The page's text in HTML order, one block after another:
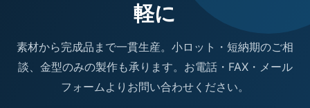
軽に
素材から完成品まで一貫生産。小ロット・短納期のご相
談、金型のみの製作も承ります。お電話・FAX・メール
フォームよりお問い合わせください。